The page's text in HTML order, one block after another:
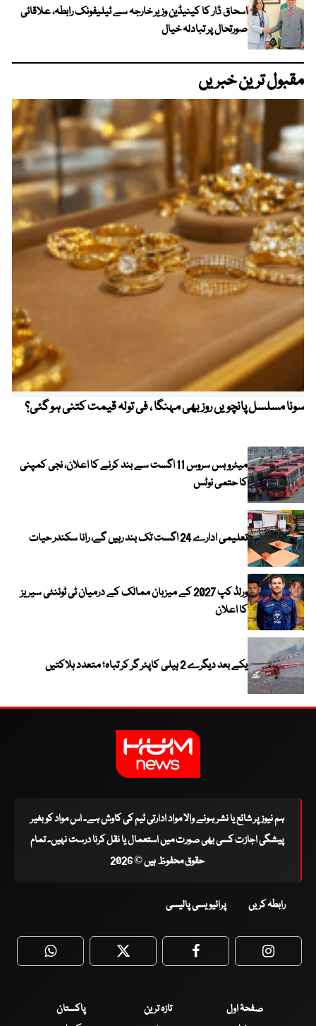
اسحاق ڈار کا کینیڈین وزیر خارجہ سے ٹیلیفونک رابطہ، علاقائی
صورتحال پر تبادلہ خیال
مقبول ترین خبریں
سونا مسلسل پانچویں روز بھی مہنگا ، فی تولہ قیمت کتنی ہو گئی؟
میٹرو بس سروس 11 اگست سے بند کرنے کا اعلان، نجی کمپنی
کا حتمی نوٹس
تعلیمی ادارے 24 اگست تک بند رہیں گے، رانا سکندر حیات
ورلڈ کپ 2027 کے میزبان ممالک کے درمیان ٹی ٹوئنٹی سیریز
کا اعلان
یکے بعد دیگرے 2 ہیلی کاپٹر گر کر تباہ؛ متعدد ہلاکتیں
ہم نیوز پر شائع یا نشر ہونے والا مواد ادارتی ٹیم کی کاوش ہے۔ اس مواد کو بغیر
پیشگی اجازت کسی بھی صورت میں استعمال یا نقل کرنا درست نہیں۔ تمام
حقوق محفوظ ہیں © 2026
رابطہ کریں پرائیویسی پالیسی
WhatsApp Twitter Facebook
صفحۂ اول تازہ ترین
پاکستان